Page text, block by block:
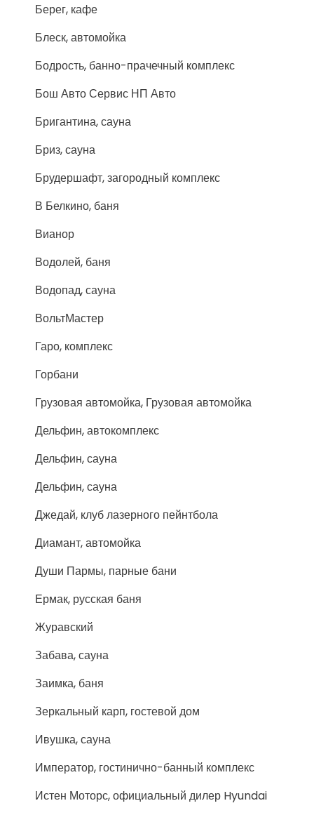
Берег, кафе
Блеск, автомойка
Бодрость, банно-прачечный комплекс
Бош Авто Сервис НП Авто
Бригантина, сауна
Бриз, сауна
Брудершафт, загородный комплекс
В Белкино, баня
Вианор
Водолей, баня
Водопад, сауна
ВольтМастер
Гаро, комплекс
Горбани
Грузовая автомойка, Грузовая автомойка
Дельфин, автокомплекс
Дельфин, сауна
Дельфин, сауна
Джедай, клуб лазерного пейнтбола
Диамант, автомойка
Души Пармы, парные бани
Ермак, русская баня
Журавский
Забава, сауна
Заимка, баня
Зеркальный карп, гостевой дом
Ивушка, сауна
Император, гостинично-банный комплекс
Истен Моторс, официальный дилер Hyundai